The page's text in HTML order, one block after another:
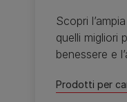
Scopri
quelli migliori
benessere e
Prodotti per